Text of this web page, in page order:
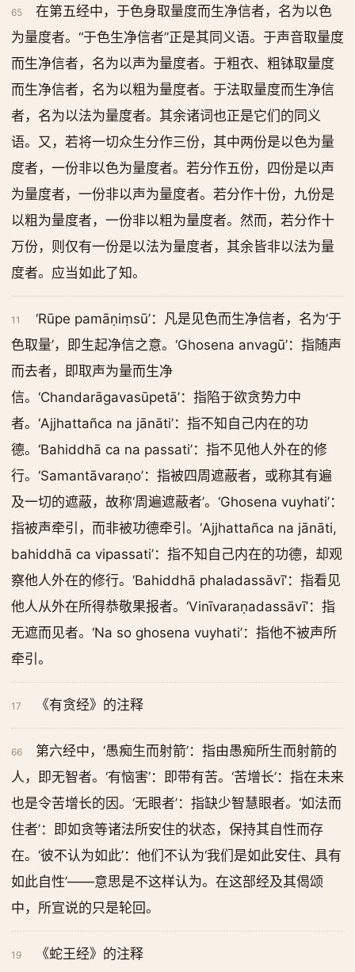
65
在第五经中，于色身取量度而生净信者，名为以色
为量度者。“于色生净信者”正是其同义语。于声音取量度
而生净信者，名为以声为量度者。于粗衣、粗钵取量度
而生净信者，名为以粗为量度者。于法取量度而生净信
者，名为以法为量度者。其余诸词也正是它们的同义
语。又，若将一切众生分作三份，其中两份是以色为量
度者，一份非以色为量度者。若分作五份，四份是以声
为量度者，一份非以声为量度者。若分作十份，九份是
以粗为量度者，一份非以粗为量度者。然而，若分作十
万份，则仅有一份是以法为量度者，其余皆非以法为量
度者。应当如此了知。
11
‘Rūpe pamāṇiṃsū’：凡是见色而生净信者，名为‘于
色取量’，即生起净信之意。‘Ghosena anvagū’：指随声
而去者，即取声为量而生净
信。‘Chandarāgavasūpetā’：指陷于欲贪势力中
者。‘Ajjhattañca na jānāti’：指不知自己内在的功
德。‘Bahiddhā ca na passati’：指不见他人外在的修
行。‘Samantāvaraṇo’：指被四周遮蔽者，或称其有遍
及一切的遮蔽，故称‘周遍遮蔽者’。‘Ghosena vuyhati’：
指被声牵引，而非被功德牵引。‘Ajjhattañca na jānāti,
bahiddhā ca vipassati’：指不知自己内在的功德，却观
察他人外在的修行。‘Bahiddhā phaladassāvī’：指看见
他人从外在所得恭敬果报者。‘Vinīvaraṇadassāvī’：指
无遮而见者。‘Na so ghosena vuyhati’：指他不被声所
牵引。
17 《有贪经》的注释
66
第六经中，‘愚痴生而射箭’：指由愚痴所生而射箭的
人，即无智者。‘有恼害’：即带有苦。‘苦增长’：指在未来
也是令苦增长的因。‘无眼者’：指缺少智慧眼者。‘如法而
住者’：即如贪等诸法所安住的状态，保持其自性而存
在。‘彼不认为如此’：他们不认为‘我们是如此安住、具有
如此自性’——意思是不这样认为。在这部经及其偈颂
中，所宣说的只是轮回。
19 《蛇王经》的注释